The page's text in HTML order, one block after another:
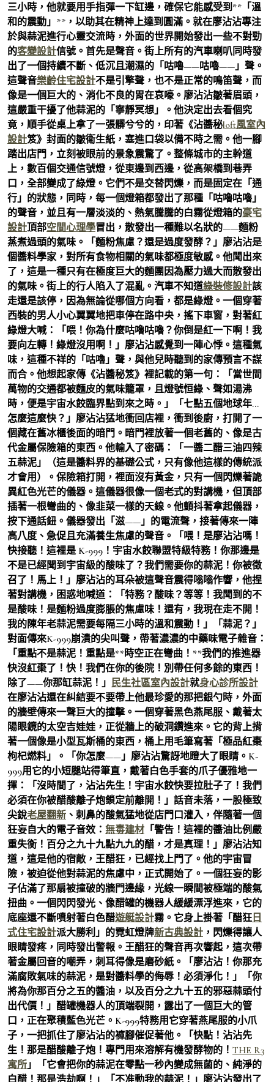
三小時，他就要用手指彈一下缸邊，確保它能感受到**「溫
和的震動」**，以助其在精神上達到圓滿。就在廖沾沾專注
於與蒜泥進行心靈交流時，外面的世界開始發出一些不對勁
的客變設計信號。首先是聲音。街上所有的汽車喇叭同時發
出了一個持續不斷、低沉且潮濕的「咕嚕——咕嚕——」聲。
這聲音樂齡住宅設計不是引擎聲，也不是正常的鳴笛聲，而
像是一個巨大的、消化不良的胃在哀嚎。廖沾沾皺著眉頭，
這嚴重干擾了他蒜泥的「寧靜冥想」。他決定出去看個究
竟，順手從桌上拿了一張髒兮兮的，印著《沾醬秘loft風室內
設計笈》封面的皺衛生紙，塞進口袋以備不時之需。他一腳
踏出店門，立刻被眼前的景象震驚了。整條城市的主幹道
上，數百個交通信號燈，從東邊到西邊，從高架橋到巷弄
口，全部變成了綠燈。它們不是交替閃爍，而是固定在「通
行」的狀態，同時，每一個燈箱都發出了那種「咕嚕咕嚕」
的聲音，並且有一層淡淡的、熱氣騰騰的白霧從燈箱的豪宅
設計頂部空間心理學冒出，散發出一種難以名狀的——麵粉
蒸煮過頭的氣味。「麵粉焦慮？還是過度發酵？」廖沾沾是
個醬料學家，對所有食物相關的氣味都極度敏感。他聞出來
了，這是一種只有在極度巨大的麵團因為壓力過大而散發出
的氣味。街上的行人陷入了混亂。汽車不知道綠裝修設計該
走還是該停，因為無論從哪個方向看，都是綠燈。一個穿著
西裝的男人小心翼翼地把車停在路中央，搖下車窗，對著紅
綠燈大喊：「喂！你為什麼咕嚕咕嚕？你倒是紅一下啊！我
要向左轉！綠燈沒用啊！」廖沾沾感覺到一陣心悸。這種氣
味，這種不祥的「咕嚕」聲，與他兒時聽到的家傳預言不謀
而合。他想起家傳《沾醬秘笈》裡記載的第一句：「當世間
萬物的交通都被麵皮的氣味籠罩，且燈號恒綠、聲如湯沸
時，便是宇宙水餃臨界點到來之時。」「七點五個地球年…
怎麼這麼快？」廖沾沾猛地衝回店裡，衝到後廚，打開了一
個藏在舊冰櫃後面的暗門。暗門裡放著一個老舊的、像是古
代金屬保險箱的東西。他輸入了密碼：「一醬二醋三油四辣
五蒜泥」（這是醬料界的基礎公式，只有像他這樣的傳統派
才會用）。保險箱打開，裡面沒有黃金，只有一個閃爍著詭
異紅色光芒的儀器。這儀器很像一個老式的對講機，但頂部
插著一根彎曲的、像韭菜一樣的天線。他顫抖著拿起儀器，
按下通話鈕。儀器發出「滋——」的電流聲，接著傳來一陣
高八度、急促且充滿養生焦慮的聲音。「喂！是廖沾沾嗎！
快接聽！這裡是 K-999！宇宙水餃聯盟特級特務！你那邊是
不是已經聞到宇宙級的酸味了？我們需要你的蒜泥！你被徵
召了！馬上！」廖沾沾的耳朵被這聲音震得嗡嗡作響，他捏
著對講機，困惑地喊道：「特務？酸味？等等！我聞到的不
是酸味！是麵粉過度膨脹的焦慮味！還有，我現在走不開！
我的陳年老蒜泥需要每隔三小時的溫和震動！」「蒜泥？」
對面傳來K-999崩潰的尖叫聲，帶著濃濃的中藥味電子雜音：
「重點不是蒜泥！重點是**時空正在彎曲！**我們的推進器
快沒紅棗了！快！我們在你的後院！別帶任何多餘的東西！
除了——你那缸蒜泥！」 民生社區室內設計就身心診所設計
在廖沾沾還在糾結要不要帶上他最珍愛的那把銀勺時，外面
的牆壁傳來一聲巨大的撞擊。一個穿著黑色燕尾服、戴著太
陽眼鏡的太空吉娃娃，正從牆上的破洞鑽進來。它的背上揹
著一個像是小型瓦斯桶的東西，桶上用毛筆寫著「極品紅棗
枸杞燃料」。「你怎麼——」廖沾沾驚訝地瞪大了眼睛。K-
999用它的小短腿站得筆直，戴著白色手套的爪子優雅地一
揮：「沒時間了，沾沾先生！宇宙水餃快要拉肚子了！我們
必須在你被醋酸離子炮鎖定前離開！」話音未落，一股極致
尖銳老屋翻新 、刺鼻的酸氣猛地從店門口灌入，伴隨著一個
狂妄自大的電子音效： 無毒建材 「警告！這裡的醬油比例嚴
重失衡！百分之九十九點九九的醋，才是真理！」廖沾沾知
道，這是他的宿敵，王醋狂，已經找上門了。他的宇宙冒
險，被迫從他對蒜泥的焦慮中，正式開始了。一個狂妄的影
子佔滿了那扇被撞破的牆門邊緣，光線一瞬間被極端的酸氣
扭曲。一個閃閃發光、像醋罐的機器人緩緩漂浮進來，它的
底座還不斷噴射著白色醋遊艇設計霧。它身上掛著「醋狂 日
式住宅設計派大勝利」的霓虹燈牌新古典設計 ，閃爍得讓人
眼睛發疼，同時發出警報。王醋狂的聲音再次響起，這次帶
著金屬回音的嘲弄，刺耳得像是磨砂紙。「廖沾沾！你那充
滿腐敗氣味的蒜泥，是對醬料學的侮辱！必須淨化！」「你
將為你那百分之五的醬油，以及百分之九十五的邪惡蒜頭付
出代價！」醋罐機器人的頂端裂開，露出了一個巨大的管
口，正在聚積藍色光芒。K-999特務用它穿著燕尾服的小爪
子，一把抓住了廖沾沾的褲腳催促著他。「快點！沾沾先
生！那是醋酸離子炮！專門用來溶解有機發酵物的！ THE R3
寓所 」「它會把你的蒜泥在零點一秒內變成無菌的、純淨的
白醋！那是浩劫啊！」「不准動我的蒜泥！」廖沾沾發出了